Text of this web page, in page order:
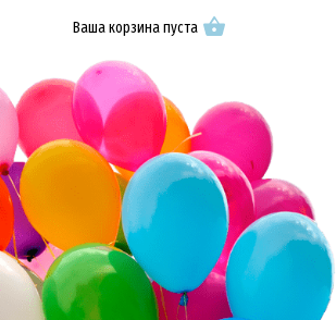
Ваша корзина пуста